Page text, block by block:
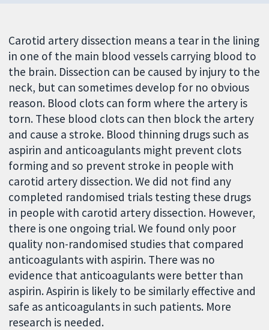
Carotid artery dissection means a tear in the lining
in one of the main blood vessels carrying blood to
the brain. Dissection can be caused by injury to the
neck, but can sometimes develop for no obvious
reason. Blood clots can form where the artery is
torn. These blood clots can then block the artery
and cause a stroke. Blood thinning drugs such as
aspirin and anticoagulants might prevent clots
forming and so prevent stroke in people with
carotid artery dissection. We did not find any
completed randomised trials testing these drugs
in people with carotid artery dissection. However,
there is one ongoing trial. We found only poor
quality non-randomised studies that compared
anticoagulants with aspirin. There was no
evidence that anticoagulants were better than
aspirin. Aspirin is likely to be similarly effective and
safe as anticoagulants in such patients. More
research is needed.